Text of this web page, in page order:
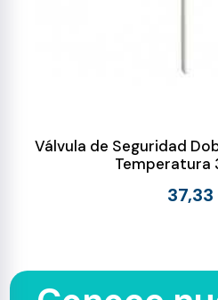
Válvula de Seguridad
Temperatura